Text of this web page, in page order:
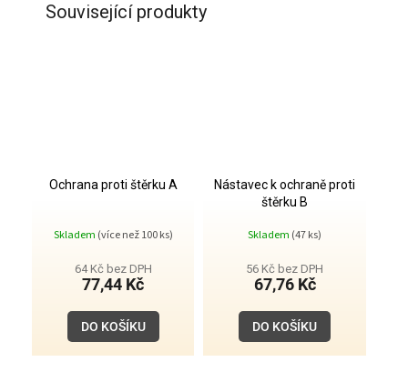
Související produkty
Ochrana proti štěrku A
Skladem (více než 100 ks)
64 Kč bez DPH
77,44 Kč
DO KOŠÍKU
Nástavec k ochraně proti
štěrku B
Skladem (47 ks)
56 Kč bez DPH
67,76 Kč
DO KOŠÍKU